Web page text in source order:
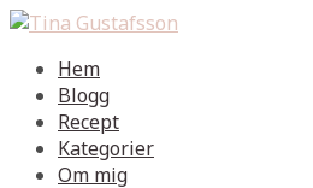
Hem
Blogg
Recept
Kategorier
Om mig